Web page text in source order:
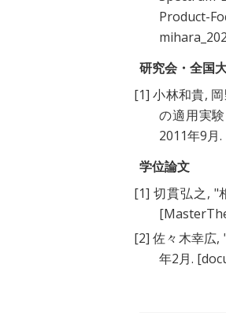
Product-
研究会・全国
[1] 小林和貴,
の適用実
2011年9月.
学位論文
[1] 切貫弘之, "
[2] 佐々木幸広,
年2月.